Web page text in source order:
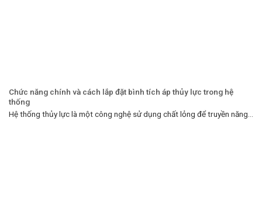
Chức năng chính và cách lắp đặt bình tích áp thủy lực trong hệ
thống
Hệ thống thủy lực là một công nghệ sử dụng chất lỏng để truyền năng...